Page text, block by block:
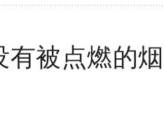
被点燃的烟